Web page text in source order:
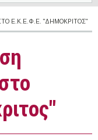
Ε.Κ.Ε.Φ.Ε. "ΔΗΜΌΚΡΙΤΟΣ"